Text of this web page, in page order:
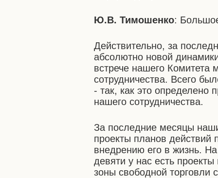
Ю.В. Тимошенко:
Действительно, за
абсолютно новой
встрече нашего Комитета
сотрудничества. Всего
- так, как это определено
нашего сотрудничества.
За последние месяцы
проекты планов действий
внедрению его в жизнь.
девяти у нас есть
зоны свободной торговли